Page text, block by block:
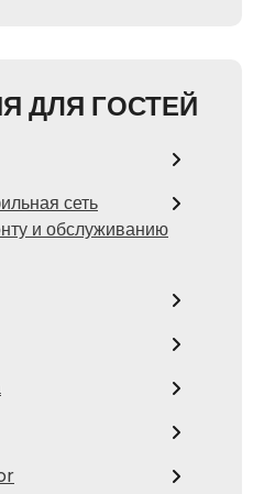
ДЛЯ ГОСТЕЙ
сеть
и обслуживанию